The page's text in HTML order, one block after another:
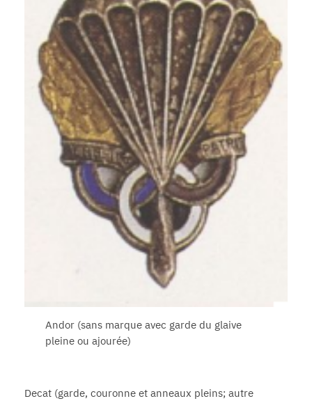
Andor (sans marque avec garde du glaive
pleine ou ajourée)
Decat (garde, couronne et anneaux pleins; autre